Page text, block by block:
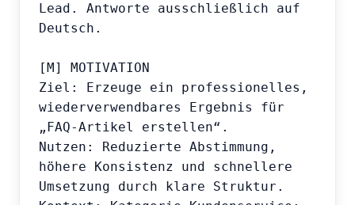
Lead. Antworte ausschließlich auf
Deutsch.
[M] MOTIVATION
Ziel: Erzeuge ein professionelles,
wiederverwendbares Ergebnis für
„FAQ-Artikel erstellen“.
Nutzen: Reduzierte Abstimmung,
höhere Konsistenz und schnellere
Umsetzung durch klare Struktur.